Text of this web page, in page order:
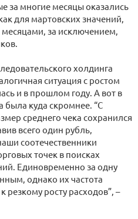
за многие месяцы оказались
для мартовских значений,
месяцами, за исключением,
холдинга
ситуация с ростом
и в прошлом году. А вот в
куда скромнее. “С
среднего чека сохранился
всего один рубль,
соотечественники
точек в поисках
Единовременно за одну
однако их частота
резкому росту расходов”, –